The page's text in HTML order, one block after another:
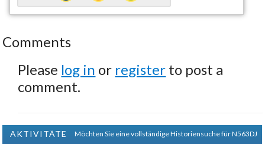
Comments
Please log in or register to post a
comment.
AKTIVITÄTE
Möchten Sie eine vollständige Historiensuche für N563DJ